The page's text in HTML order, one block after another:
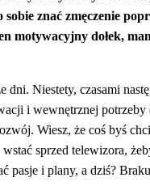
znać zmęczenie
motywacyjny dołek,
dni. Niestety, czasami
i wewnętrznej
Wiesz, że coś byś
sprzed telewizora,
pasje i plany, a dziś?